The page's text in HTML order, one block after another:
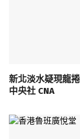
新北淡水疑現龍
中央社 CNA